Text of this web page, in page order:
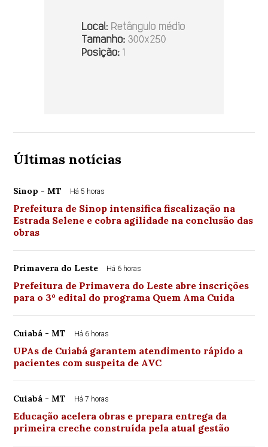
Últimas notícias
Sinop - MT Há 5 horas
Prefeitura de Sinop intensifica fiscalização na
Estrada Selene e cobra agilidade na conclusão das
obras
Primavera do Leste Há 6 horas
Prefeitura de Primavera do Leste abre inscrições
para o 3º edital do programa Quem Ama Cuida
Cuiabá - MT Há 6 horas
UPAs de Cuiabá garantem atendimento rápido a
pacientes com suspeita de AVC
Cuiabá - MT Há 7 horas
Educação acelera obras e prepara entrega da
primeira creche construída pela atual gestão